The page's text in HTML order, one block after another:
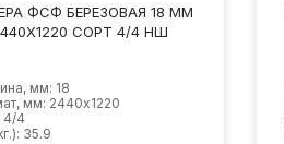
ФСФ БЕРЕЗОВАЯ 18 ММ
СОРТ 3/4 Ш2
мм: 18
мм: 2440х1220
3/4
35.9